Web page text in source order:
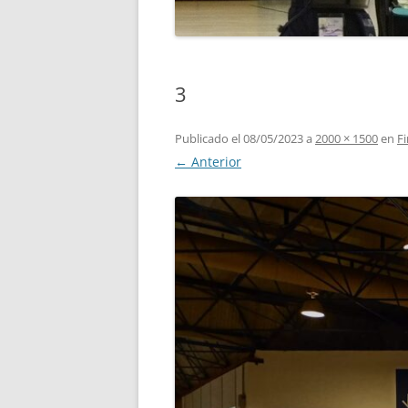
3
Publicado el08/05/2023a 2000 × 1500en
← Anterior